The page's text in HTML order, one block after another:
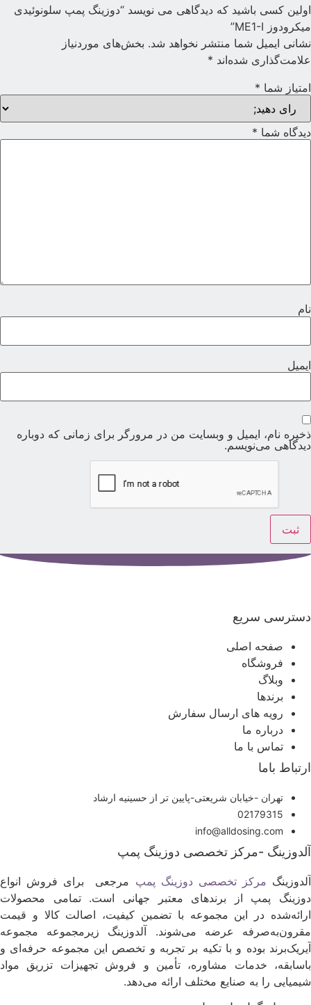
اولین کسی باشید که دیدگاهی می نویسد “دوزینگ پمپ سلونوئیدی
میکرودوز ME1-I”
نشانی ایمیل شما منتشر نخواهد شد. بخش‌های موردنیاز
علامت‌گذاری شده‌اند *
امتیاز شما *
دیدگاه شما *
نام
ایمیل
ذخیره نام، ایمیل و وبسایت من در مرورگر برای زمانی که دوباره
دیدگاهی می‌نویسم.
دسترسی سریع
صفحه اصلی
فروشگاه
وبلاگ
برندها
رویه های ارسال سفارش
درباره ما
تماس با ما
ارتباط باما
تهران -خیابان شریعتی-پایین تر از حسینیه ارشاد
02179315
info@alldosing.com
آلدوزینگ -مرکز تخصصی دوزینگ پمپ
مرکز تخصصی دوزینگ پمپ مرجعی برای فروش انواع
دوزینگ پمپ از برندهای معتبر جهانی است. تمامی محصولات
ارائه‌شده در این مجموعه با تضمین کیفیت، اصالت کالا و قیمت
مقرون‌به‌صرفه عرضه می‌شوند. آلدوزینگ زیرمجموعه مجموعه
آیریک‌برند بوده و با تکیه بر تجربه و تخصص این مجموعه حرفه‌ای و
باسابقه، خدمات مشاوره، تأمین و فروش تجهیزات تزریق مواد
شیمیایی را به صنایع مختلف ارائه می‌دهد.